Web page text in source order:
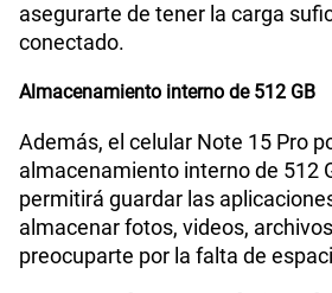
asegurarte de tener la carga
conectado.
Almacenamiento interno de 512 GB
Además, el celular Note 15 Pro
almacenamiento interno de 512
permitirá guardar las
almacenar fotos, videos,
preocuparte por la falta de